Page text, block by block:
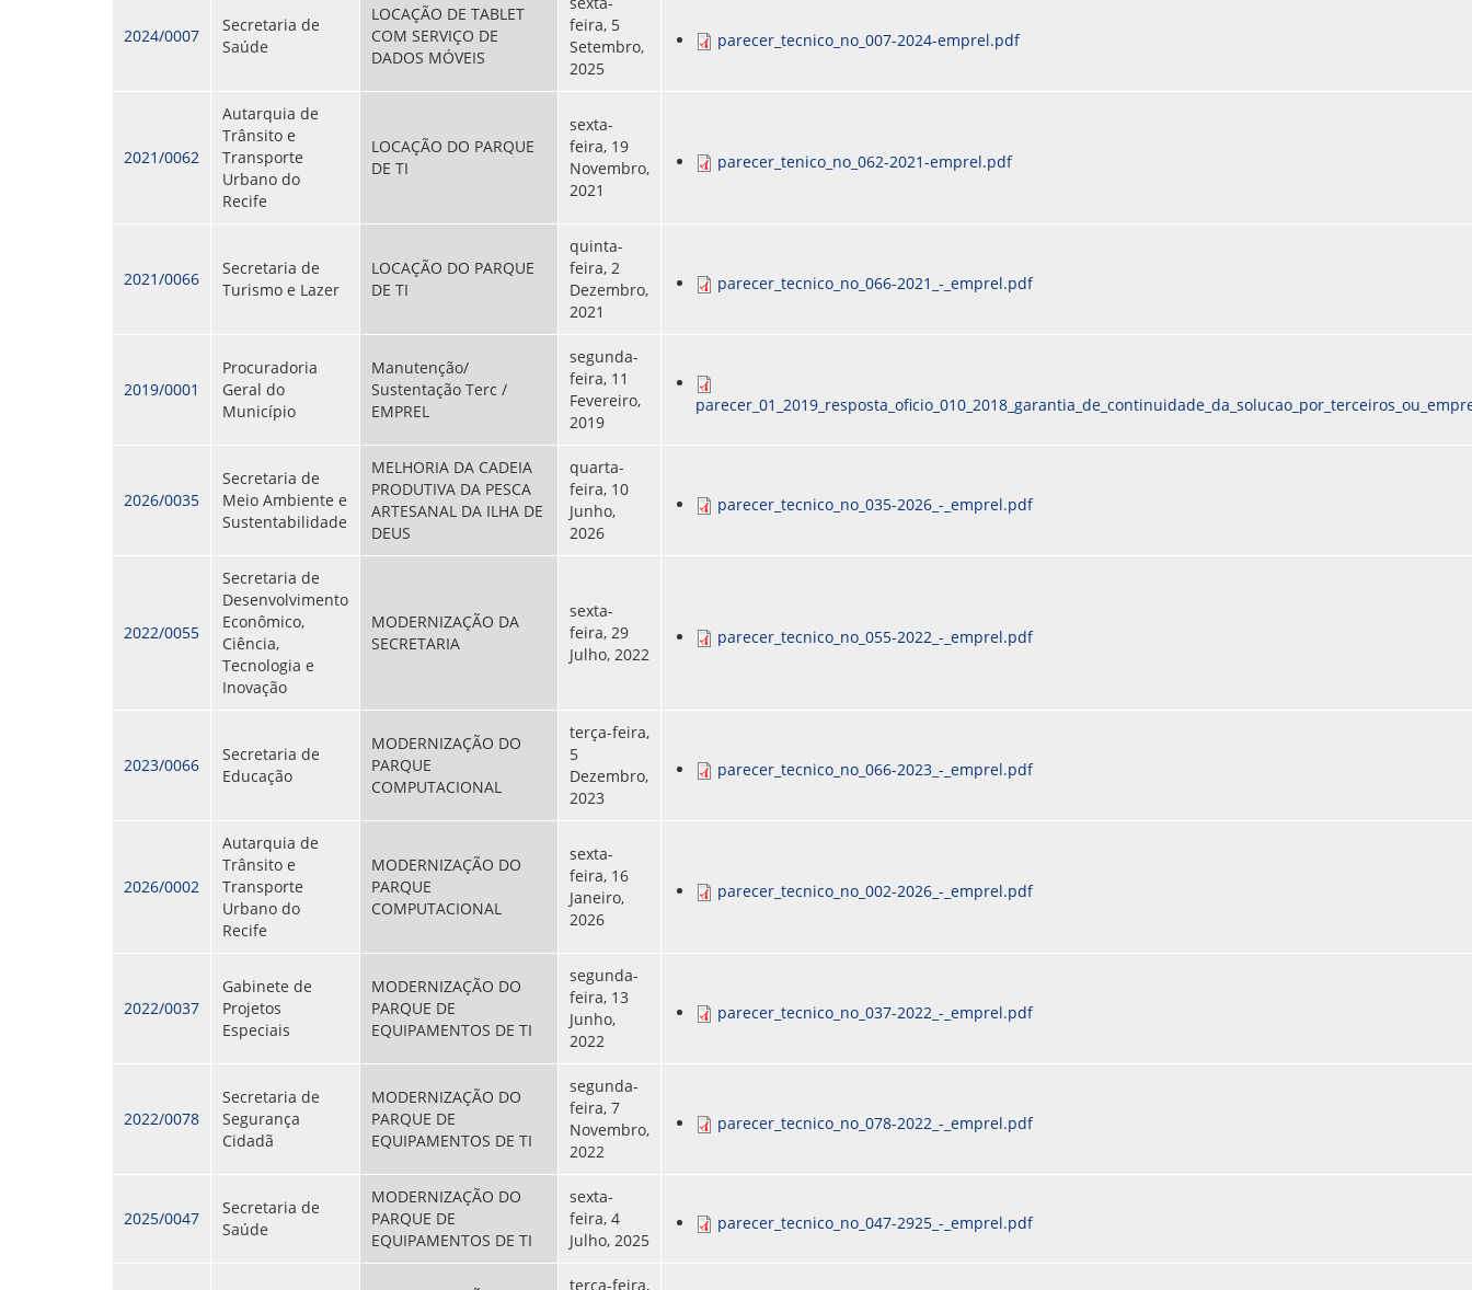
2024/0007
Secretaria de
Saúde
LOCAÇÃO DE TABLET
COM SERVIÇO DE
DADOS MÓVEIS
feira, 5
Setembro,
2025
parecer_tecnico_no_007-2024-emprel.pdf
2021/0062
Autarquia de
Trânsito e
Transporte
Urbano do
Recife
LOCAÇÃO DO PARQUE
DE TI
sexta-
feira, 19
Novembro,
2021
parecer_tenico_no_062-2021-emprel.pdf
2021/0066
Secretaria de
Turismo e Lazer
LOCAÇÃO DO PARQUE
DE TI
quinta-
feira, 2
Dezembro,
2021
parecer_tecnico_no_066-2021_-_emprel.pdf
2019/0001
Procuradoria
Geral do
Município
Manutenção/
Sustentação Terc /
EMPREL
segunda-
feira, 11
Fevereiro,
2019
2026/0035
Secretaria de
Meio Ambiente e
Sustentabilidade
MELHORIA DA CADEIA
PRODUTIVA DA PESCA
ARTESANAL DA ILHA DE
DEUS
quarta-
feira, 10
Junho,
2026
parecer_tecnico_no_035-2026_-_emprel.pdf
2022/0055
Secretaria de
Desenvolvimento
Econômico,
Ciência,
Tecnologia e
Inovação
MODERNIZAÇÃO DA
SECRETARIA
sexta-
feira, 29
Julho, 2022
parecer_tecnico_no_055-2022_-_emprel.pdf
2023/0066
Secretaria de
Educação
MODERNIZAÇÃO DO
PARQUE
COMPUTACIONAL
terça-feira,
5
Dezembro,
2023
parecer_tecnico_no_066-2023_-_emprel.pdf
2026/0002
Autarquia de
Trânsito e
Transporte
Urbano do
Recife
MODERNIZAÇÃO DO
PARQUE
COMPUTACIONAL
sexta-
feira, 16
Janeiro,
2026
parecer_tecnico_no_002-2026_-_emprel.pdf
2022/0037
Gabinete de
Projetos
Especiais
MODERNIZAÇÃO DO
PARQUE DE
EQUIPAMENTOS DE TI
segunda-
feira, 13
Junho,
2022
parecer_tecnico_no_037-2022_-_emprel.pdf
2022/0078
Secretaria de
Segurança
Cidadã
MODERNIZAÇÃO DO
PARQUE DE
EQUIPAMENTOS DE TI
segunda-
feira, 7
Novembro,
2022
parecer_tecnico_no_078-2022_-_emprel.pdf
2025/0047
Secretaria de
Saúde
MODERNIZAÇÃO DO
PARQUE DE
EQUIPAMENTOS DE TI
sexta-
feira, 4
Julho, 2025
parecer_tecnico_no_047-2925_-_emprel.pdf
terça-feira,